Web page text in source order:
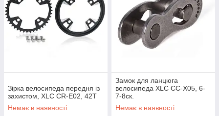
Зірка велосипеда передня із
захистом, XLC CR-E02, 42Т
Немає в наявності
Замок для ланцюга
велосипеда XLC CC-X05, 6-
7-8ск.
Немає в наявності